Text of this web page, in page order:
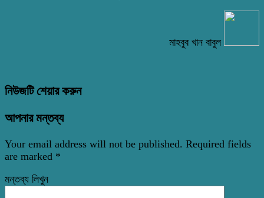
মাহবুব খান বাবুল
নিউজটি শেয়ার করুন
আপনার মন্তব্য
Your email address will not be published. Required fields
are marked *
মন্তব্য লিখুন